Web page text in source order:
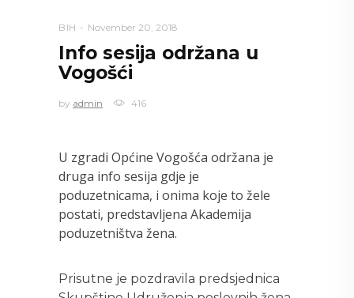
BIH November 20, 2018
Info sesija održana u
Vogošći
by admin 416
U zgradi Općine Vogošća održana je
druga info sesija gdje je
poduzetnicama, i onima koje to žele
postati, predstavljena Akademija
poduzetništva žena.
Prisutne je pozdravila predsjednica